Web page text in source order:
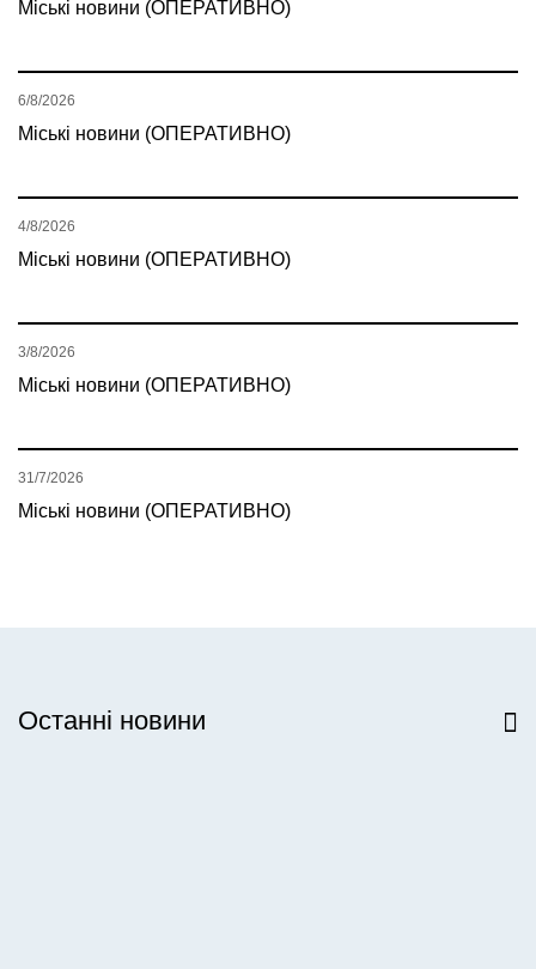
Міські новини (ОПЕРАТИВНО)
Міські новини (ОПЕРАТИВНО)
6/8/2026
Міські новини (ОПЕРАТИВНО)
4/8/2026
Міські новини (ОПЕРАТИВНО)
3/8/2026
Міські новини (ОПЕРАТИВНО)
31/7/2026
Останні новини